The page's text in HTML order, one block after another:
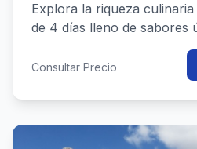
Explora la riqueza
de 4 días lleno de sabores
locales, clases de cocina ...
Consultar Precio